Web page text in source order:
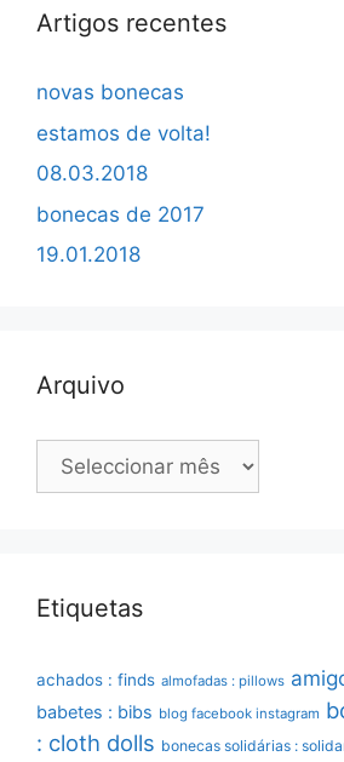
Artigos recentes
novas bonecas
estamos de volta!
08.03.2018
bonecas de 2017
19.01.2018
Arquivo
Arquivo
Etiquetas
achados : finds almofadas : pillows
babetes : bibs blog facebook instagram
: cloth dolls bonecas solidárias :